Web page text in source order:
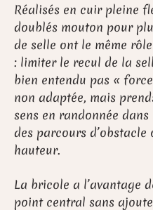
Réalisés en cuir pleine
doublés mouton pour
de selle ont le même
: limiter le recul de la
bien entendu pas «
non adaptée, mais
sens en randonnée
des parcours d’obstacle
hauteur.
La bricole a l’avantage
point central sans